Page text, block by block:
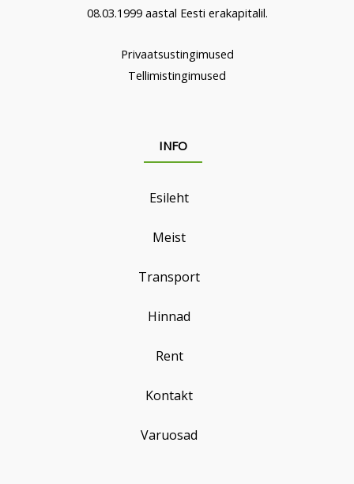
08.03.1999 aastal Eesti erakapitalil.
Privaatsustingimused
Tellimistingimused
INFO
Esileht
Meist
Transport
Hinnad
Rent
Kontakt
Varuosad